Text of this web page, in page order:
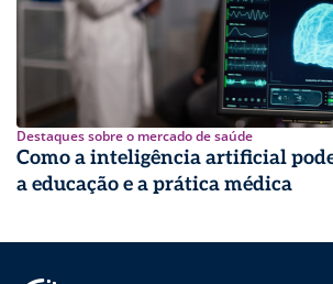
Destaques sobre o mercado de saúde
Como a inteligência artificial
a educação e a prática médica